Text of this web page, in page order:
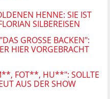
HENNE: SIE IST
SILBEREISEN
GROSSE BACKEN": "
HIER VORGEBRACHT H
FOT**, HU**": SOLLTE
AUS DER SHOW